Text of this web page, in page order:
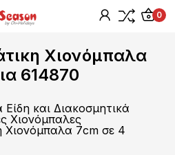
0
Χιονόμπαλα
614870
Είδη και Διακοσμητικά
Χιονόμπαλες
Χιονόμπαλα 7cm σε 4